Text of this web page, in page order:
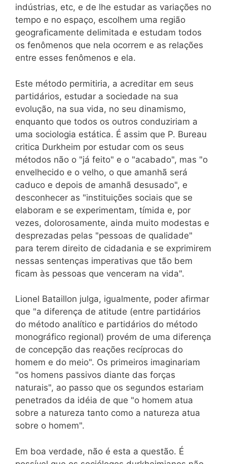
indústrias, etc, e de lhe estudar as variações no
tempo e no espaço, escolhem uma região
geograficamente delimitada e estudam todos
os fenômenos que nela ocorrem e as relações
entre esses fenômenos e ela.
Este método permitiria, a acreditar em seus
partidários, estudar a sociedade na sua
evolução, na sua vida, no seu dinamismo,
enquanto que todos os outros conduziriam a
uma sociologia estática. É assim que P. Bureau
critica Durkheim por estudar com os seus
métodos não o "já feito" e o "acabado", mas "o
envelhecido e o velho, o que amanhã será
caduco e depois de amanhã desusado", e
desconhecer as "instituições sociais que se
elaboram e se experimentam, tímida e, por
vezes, dolorosamente, ainda muito modestas e
desprezadas pelas "pessoas de qualidade"
para terem direito de cidadania e se exprimirem
nessas sentenças imperativas que tão bem
ficam às pessoas que venceram na vida".
Lionel Bataillon julga, igualmente, poder afirmar
que "a diferença de atitude (entre partidários
do método analítico e partidários do método
monográfico regional) provém de uma diferença
de concepção das reações recíprocas do
homem e do meio". Os primeiros imaginariam
"os homens passivos diante das forças
naturais", ao passo que os segundos estariam
penetrados da idéia de que "o homem atua
sobre a natureza tanto como a natureza atua
sobre o homem".
Em boa verdade, não é esta a questão. É